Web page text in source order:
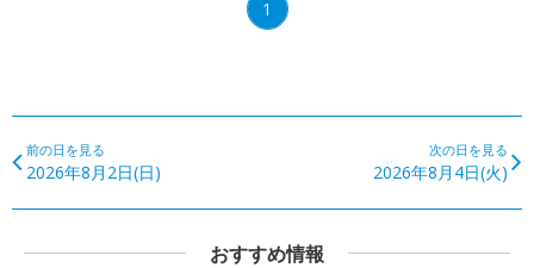
1
前の日を見る
2026年8月2日(日)
次の日を見る
2026年8月4日(火)
おすすめ情報